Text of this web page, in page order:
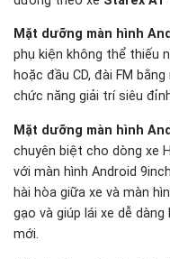
Mặt dưỡng màn hình
phụ kiện không thể thiếu
hoặc đầu CD, đài FM
chức năng giải trí siêu
Mặt dưỡng màn hình
chuyên biệt cho dòng xe
với màn hình Android
hài hòa giữa xe và màn
gạo và giúp lái xe dễ
mới.